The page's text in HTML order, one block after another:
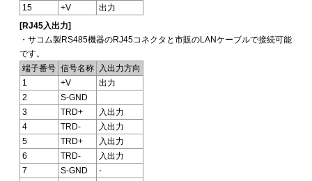
15
+V
出力
[RJ45入出力]
・サコム製RS485機器のRJ45コネクタと市販のLANケーブルで接続可能
です。
端子番号 信号名称
入出力方向
1
+V
出力
2
S-GND
3
TRD+
入出力
4
TRD-
入出力
5
TRD+
入出力
6
TRD-
入出力
7
S-GND
-